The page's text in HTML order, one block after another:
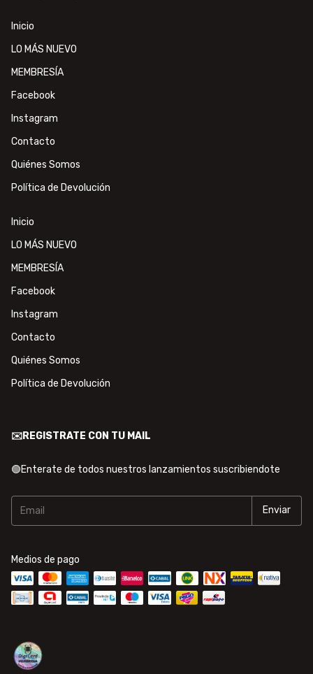
Inicio
LO MÁS NUEVO
MEMBRESÍA
Facebook
Instagram
Contacto
Quiénes Somos
Política de Devolución
Inicio
LO MÁS NUEVO
MEMBRESÍA
Facebook
Instagram
Contacto
Quiénes Somos
Política de Devolución
✉️REGISTRATE CON TU MAIL
🟢Enterate de todos nuestros lanzamientos suscribiendote
Medios de pago